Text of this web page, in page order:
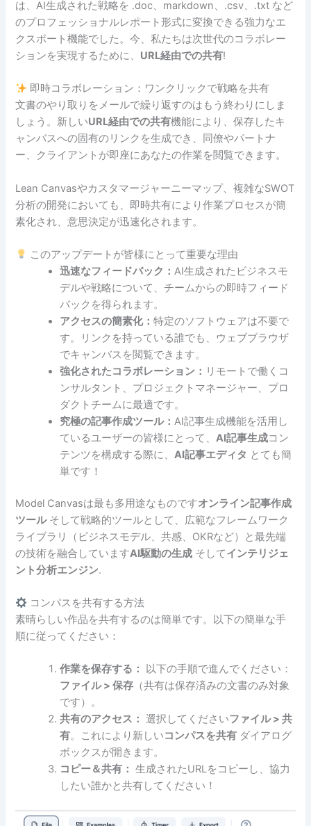
は、AI生成された戦略を .doc、markdown、.csv、.txt など
のプロフェッショナルレポート形式に変換できる強力なエ
クスポート機能でした。今、私たちは次世代のコラボレー
ションを実現するために、 URL経由での共有!
即時コラボレーション：ワンクリックで戦略を共有
文書のやり取りをメールで繰り返すのはもう終わりにしま
しょう。新しいURL経由での共有機能により、保存したキ
ャンバスへの固有のリンクを生成でき、同僚やパートナ
ー、クライアントが即座にあなたの作業を閲覧できます。
Lean Canvasやカスタマージャーニーマップ、複雑なSWOT
分析の開発においても、即時共有により作業プロセスが簡
素化され、意思決定が迅速化されます。
このアップデートが皆様にとって重要な理由
迅速なフィードバック：AI生成されたビジネスモ
デルや戦略について、チームからの即時フィード
バックを得られます。
アクセスの簡素化：特定のソフトウェアは不要で
す。リンクを持っている誰でも、ウェブブラウザ
でキャンバスを閲覧できます。
強化されたコラボレーション： リモートで働くコ
ンサルタント、プロジェクトマネージャー、プロ
ダクトチームに最適です。
究極の記事作成ツール：AI記事生成機能を活用し
ているユーザーの皆様にとって、AI記事生成コン
テンツを構成する際に、AI記事エディタ とても簡
単です！
Model Canvasは最も多用途なものですオンライン記事作成
ツールそして戦略的ツールとして、広範なフレームワーク
ライブラリ（ビジネスモデル、共感、OKRなど）と最先端
の技術を融合していますAI駆動の生成 そしてインテリジェ
ント分析エンジン.
コンパスを共有する方法
素晴らしい作品を共有するのは簡単です。以下の簡単な手
順に従ってください：
作業を保存する：
以下の手順で進んでください：
ファイル > 保存 （共有は保存済みの文書のみ対象
です）。
共有のアクセス： 選択してくださいファイル > 共
有。これにより新しいコンパスを共有 ダイアログ
ボックスが開きます。
コピー＆共有： 生成されたURLをコピーし、協力
したい誰かと共有してください！